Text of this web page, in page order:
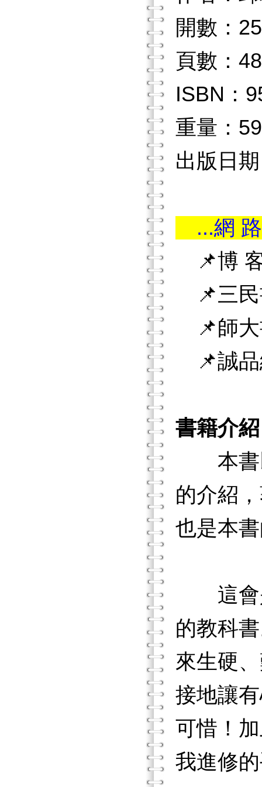
開數：25
頁數：
ISBN：
重量：
出版日
...網
📌博
📌三民
📌師大
📌誠品
書籍介紹
本書以
的介紹
也是本
這會是
的教科
來生硬
接地讓
可惜！
我進修